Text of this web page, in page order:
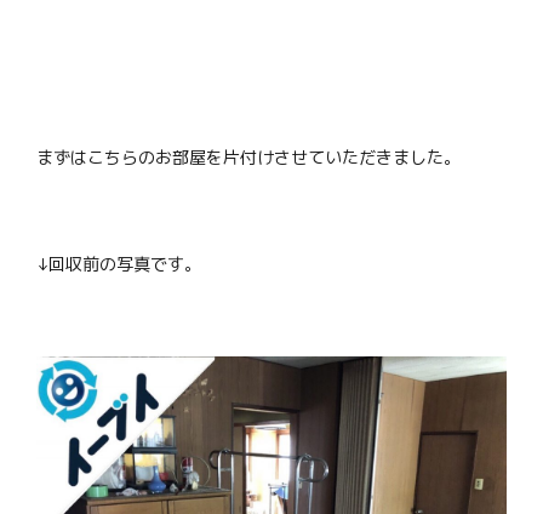
まずはこちらのお部屋を片付けさせていただきました。
↓回収前の写真です。